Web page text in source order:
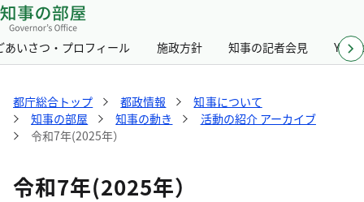
あいさつ・プロフィール 施政方針 知事の記者会見
都庁総合トップ 都政情報
知事について
知事の部屋
知事の動き
活動の紹介 アーカイブ
令和7年(2025年）
令和7年(2025年）